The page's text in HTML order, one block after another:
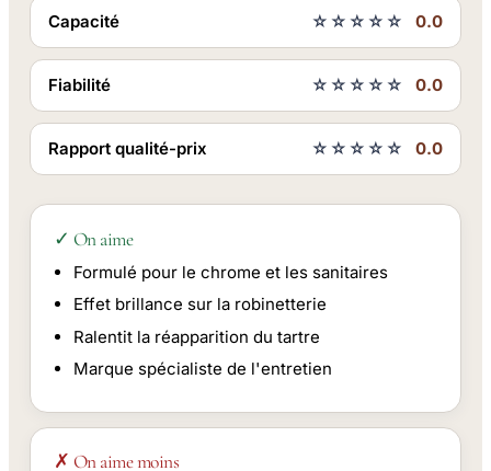
Capacité ☆☆☆☆☆ 0.0
Fiabilité ☆☆☆☆☆ 0.0
Rapport qualité-prix ☆☆☆☆☆ 0.0
✓ On aime
Formulé pour le chrome et les sanitaires
Effet brillance sur la robinetterie
Ralentit la réapparition du tartre
Marque spécialiste de l'entretien
✗ On aime moins